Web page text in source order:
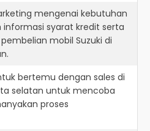
mengenai kebutuhan
syarat kredit serta
mobil Suzuki di
bertemu dengan sales di
selatan untuk mencoba
proses